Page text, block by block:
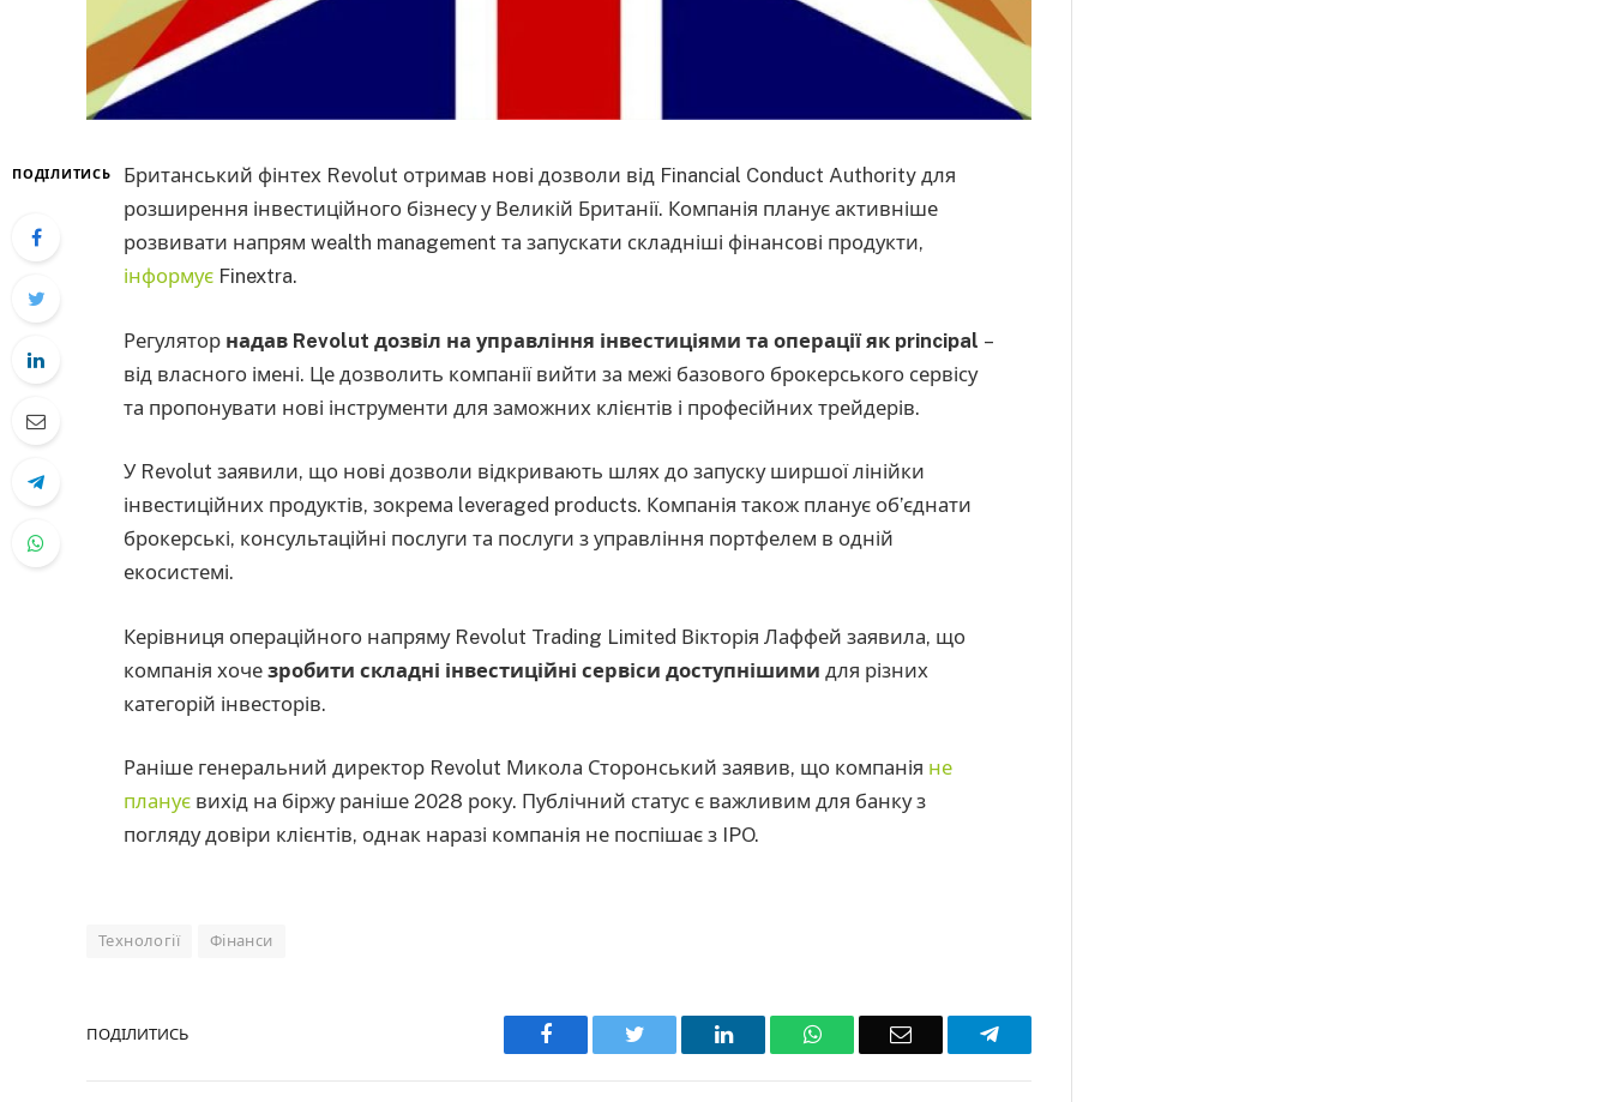
ПОДІЛИТИСЬ
Британський фінтех Revolut отримав нові дозволи від Financial Conduct Authority для
розширення інвестиційного бізнесу у Великій Британії. Компанія планує активніше
розвивати напрям wealth management та запускати складніші фінансові продукти,
інформує Finextra.
Регулятор надав Revolut дозвіл на управління інвестиціями та операції як principal –
від власного імені. Це дозволить компанії вийти за межі базового брокерського сервісу
та пропонувати нові інструменти для заможних клієнтів і професійних трейдерів.
У Revolut заявили, що нові дозволи відкривають шлях до запуску ширшої лінійки
інвестиційних продуктів, зокрема leveraged products. Компанія також планує об’єднати
брокерські, консультаційні послуги та послуги з управління портфелем в одній
екосистемі.
Керівниця операційного напряму Revolut Trading Limited Вікторія Лаффей заявила, що
компанія хоче зробити складні інвестиційні сервіси доступнішими для різних
категорій інвесторів.
Раніше генеральний директор Revolut Микола Сторонський заявив, що компанія не
планує вихід на біржу раніше 2028 року. Публічний статус є важливим для банку з
погляду довіри клієнтів, однак наразі компанія не поспішає з IPO.
Технології Фінанси
ПОДІЛИТИСЬ Facebook Twitter LinkedIn WhatsAppEmail Telegram